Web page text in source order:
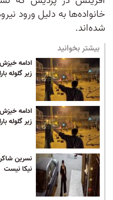
خانواده‌ها به دلیل ورود
شده‌اند.
بیشتر بخوانید
ادامه
زیر گلوله
ادامه
زیر گلوله
نسرین
نیکا نیست